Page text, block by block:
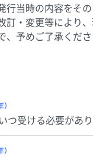
行当時の内容をそ
訂・変更等により
予めご了承くださ
つ受ける必要があ